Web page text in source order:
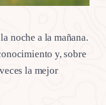
noche a la mañana.
y, sobre
la mejor